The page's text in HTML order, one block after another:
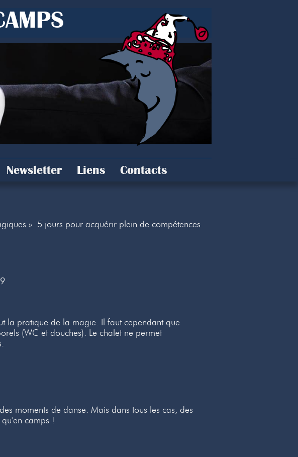
Newsletter Liens Contacts
». 5 jours pour acquérir plein de compétences
la pratique de la magie. Il faut cependant que
(WC et douches). Le chalet ne permet
moments de danse. Mais dans tous les cas, des
camps !